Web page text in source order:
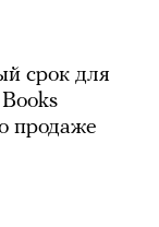
срок для
продаже